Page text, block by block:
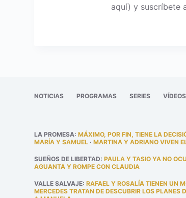
aquí) y suscríbete
NOTICIAS PROGRAMAS SERIES VÍDEOS
LA PROMESA:MÁXIMO, POR FIN, TIENE LA
MARÍA Y SAMUEL ·MARTINA Y ADRIANO VIVEN
SUEÑOS DE LIBERTAD:PAULA Y TASIO YA NO
AGUANTA Y ROMPE CON CLAUDIA
VALLE SALVAJE:RAFAEL Y ROSALÍA TIENEN UN
MERCEDES TRATAN DE DESCUBRIR LOS PLANES